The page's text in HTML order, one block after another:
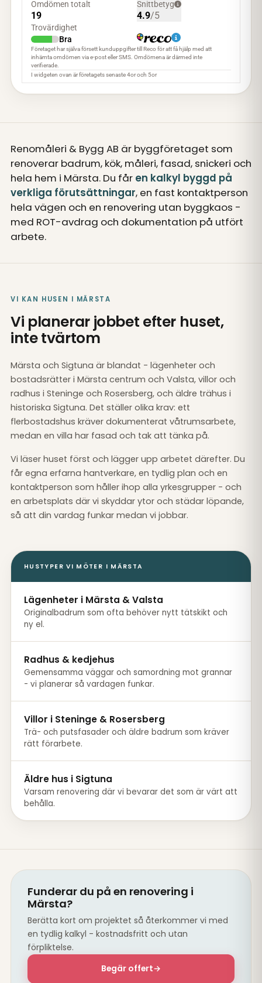
Renomåleri & Bygg AB är byggföretaget som
renoverar badrum, kök, måleri, fasad, snickeri och
hela hem i Märsta. Du får en kalkyl byggd på
verkliga förutsättningar, en fast kontaktperson
hela vägen och en renovering utan byggkaos -
med ROT-avdrag och dokumentation på utfört
arbete.
VI KAN HUSEN I MÄRSTA
Vi planerar jobbet efter huset,
inte tvärtom
Märsta och Sigtuna är blandat - lägenheter och
bostadsrätter i Märsta centrum och Valsta, villor och
radhus i Steninge och Rosersberg, och äldre trähus i
historiska Sigtuna. Det ställer olika krav: ett
flerbostadshus kräver dokumenterat våtrumsarbete,
medan en villa har fasad och tak att tänka på.
Vi läser huset först och lägger upp arbetet därefter. Du
får egna erfarna hantverkare, en tydlig plan och en
kontaktperson som håller ihop alla yrkesgrupper - och
en arbetsplats där vi skyddar ytor och städar löpande,
så att din vardag funkar medan vi jobbar.
HUSTYPER VI MÖTER I MÄRSTA
Lägenheter i Märsta & Valsta
Originalbadrum som ofta behöver nytt tätskikt och
ny el.
Radhus & kedjehus
Gemensamma väggar och samordning mot grannar
- vi planerar så vardagen funkar.
Villor i Steninge & Rosersberg
Trä- och putsfasader och äldre badrum som kräver
rätt förarbete.
Äldre hus i Sigtuna
Varsam renovering där vi bevarar det som är värt att
behålla.
Funderar du på en renovering i
Märsta?
Berätta kort om projektet så återkommer vi med
en tydlig kalkyl - kostnadsfritt och utan
förpliktelse.
Begär offert→